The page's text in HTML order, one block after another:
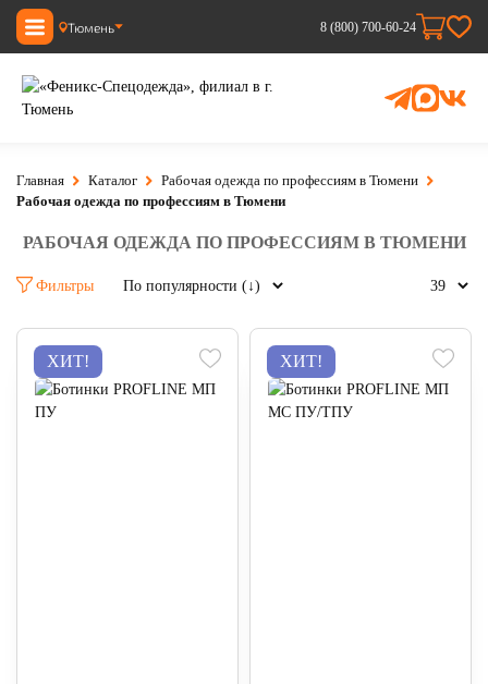
Тюмень 8 (800) 700-60-24
Главная Каталог
Рабочая одежда по профессиям в Тюмени
Рабочая одежда по профессиям в Тюмени
РАБОЧАЯ ОДЕЖДА ПО ПРОФЕССИЯМ В ТЮМЕНИ
Фильтры
ХИТ! ХИТ!